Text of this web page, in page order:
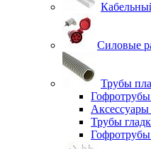
Силовые
Трубы
Трубы